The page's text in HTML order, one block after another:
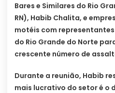
Bares e Similares do Rio
RN), Habib Chalita, e
motéis com
do Rio Grande do Norte
crescente número de
Durante a reunião, Habib
mais lucrativo do setor é o